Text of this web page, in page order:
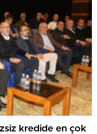
kredide en çok